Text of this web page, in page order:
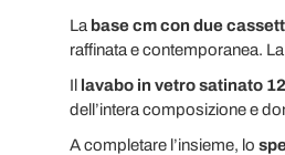
La base cm con due
raffinata e contemporanea.
Il lavabo in vetro satinato
dell’intera composizione e
A completare l’insieme, lo